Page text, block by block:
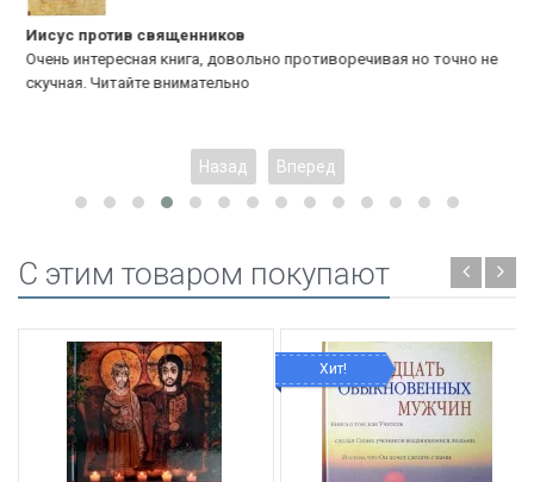
но точно не
Энтони Лейн
Изумительная книга которую должны прочитать
протестанты в России. Мы так далеко ушли от
Назад Вперед
C этим товаром покупают
Хит!